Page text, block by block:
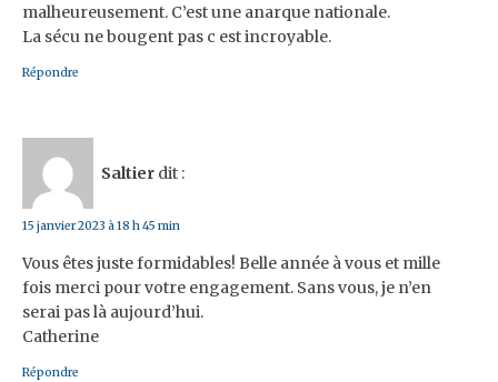
malheureusement. C’est une anarque nationale.
La sécu ne bougent pas c est incroyable.
Répondre
Saltier dit :
15 janvier 2023 à 18 h 45 min
Vous êtes juste formidables! Belle année à vous et mille
fois merci pour votre engagement. Sans vous, je n’en
serai pas là aujourd’hui.
Catherine
Répondre